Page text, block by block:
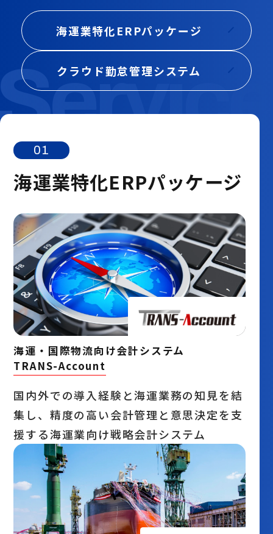
海運業特化ERPパッケージ
クラウド勤怠管理システム
01
海運業特化ERPパッケージ
海運・国際物流向け会計システム
TRANS-Account
国内外での導入経験と海運業務の知見を結
集し、精度の高い会計管理と意思決定を支
援する海運業向け戦略会計システム